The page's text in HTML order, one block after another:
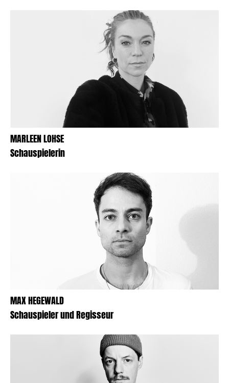
MARLEEN LOHSE
Schauspielerin
MAX HEGEWALD
Schauspieler und Regisseur